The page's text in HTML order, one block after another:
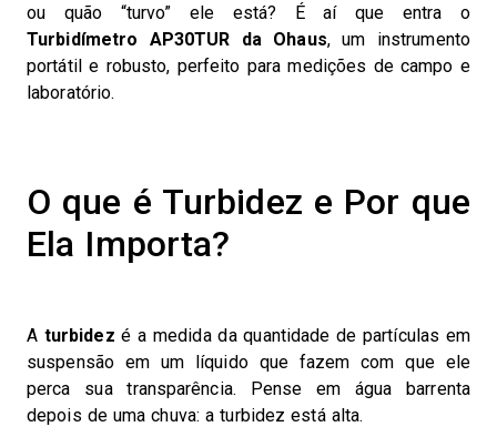
ou quão “turvo” ele está? É aí que entra o
Turbidímetro AP30TUR da Ohaus, um instrumento
portátil e robusto, perfeito para medições de campo e
laboratório.
O que é Turbidez e Por que
Ela Importa?
A turbidez é a medida da quantidade de partículas em
suspensão em um líquido que fazem com que ele
perca sua transparência. Pense em água barrenta
depois de uma chuva: a turbidez está alta.